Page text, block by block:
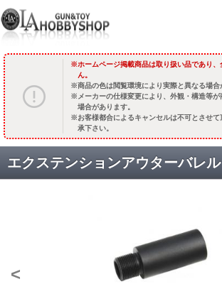
ホームページ掲載商品は取り扱い品であり
ん。
商品の色は閲覧環境により実際と異なる場合
メーカーの仕様変更により、外観・構造等
場合があります。
お客様都合によるキャンセルは不可とさせ
承下さい。
<